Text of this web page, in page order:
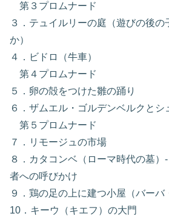
第３プロムナード
３．テュイルリーの庭（遊びの後の
か）
４．ビドロ（牛車）
第４プロムナード
５．卵の殻をつけた雛の踊り
６．ザムエル・ゴルデンベルクとシ
第５プロムナード
７．リモージュの市場
８．カタコンベ（ローマ時代の墓）
者への呼びかけ
９．鶏の足の上に建つ小屋（バーバ
10．キーウ（キエフ）の大門